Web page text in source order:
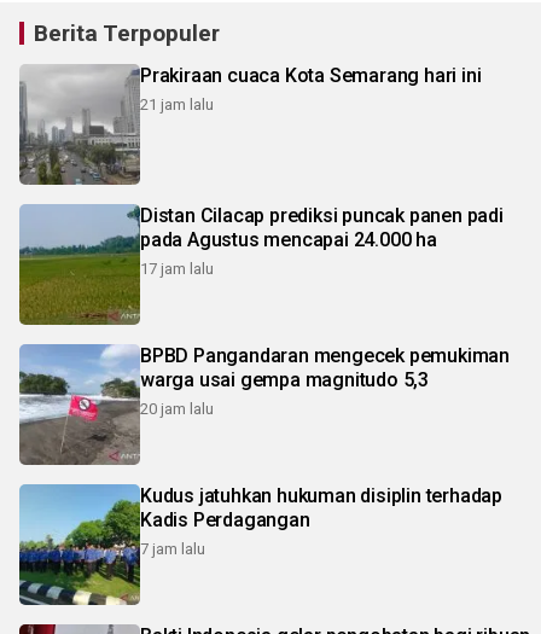
Berita Terpopuler
Prakiraan cuaca Kota Semarang hari ini
21 jam lalu
Distan Cilacap prediksi puncak panen padi
pada Agustus mencapai 24.000 ha
17 jam lalu
BPBD Pangandaran mengecek pemukiman
warga usai gempa magnitudo 5,3
20 jam lalu
Kudus jatuhkan hukuman disiplin terhadap
Kadis Perdagangan
7 jam lalu